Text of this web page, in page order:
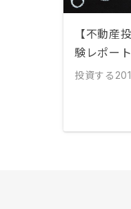
【不動産
験レポー
投資する